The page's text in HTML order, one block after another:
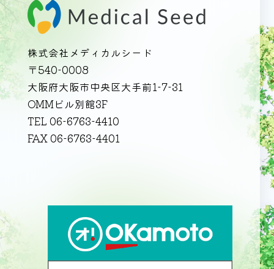
株式会社メディカルシード
〒540-0008
大阪府大阪市中央区大手前1-7-31
OMMビル別館3F
TEL 06-6763-4410
FAX 06-6763-4401